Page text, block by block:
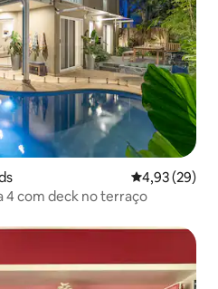
4,93 de uma
4,93 (29)
4 com deck no terraço